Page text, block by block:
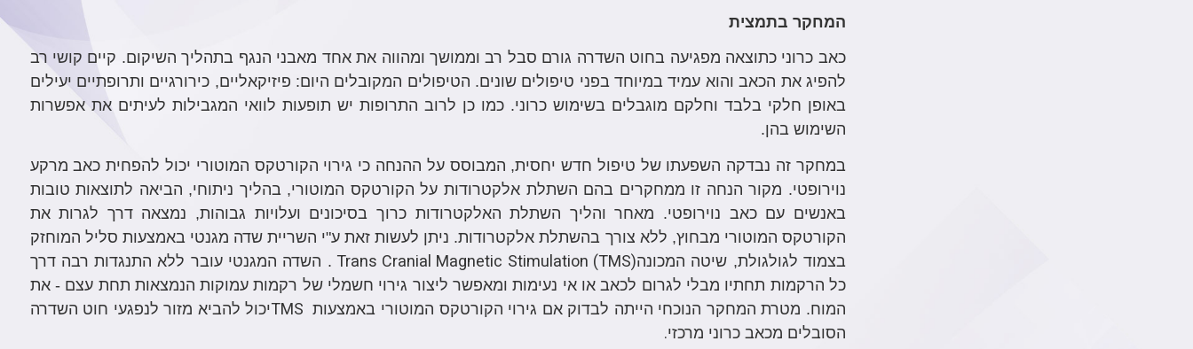
המחקר בתמצית
כאב כרוני כתוצאה מפגיעה בחוט השדרה גורם סבל רב וממושך ומהווה את אחד מאבני הנגף בתהליך השיקום. קיים קושי רב
להפיג את הכאב והוא עמיד במיוחד בפני טיפולים שונים. הטיפולים המקובלים היום: פיזיקאליים, כירורגיים ותרופתיים יעילים
באופן חלקי בלבד וחלקם מוגבלים בשימוש כרוני. כמו כן לרוב התרופות יש תופעות לוואי המגבילות לעיתים את אפשרות
השימוש בהן.
במחקר זה נבדקה השפעתו של טיפול חדש יחסית, המבוסס על ההנחה כי גירוי הקורטקס המוטורי יכול להפחית כאב מרקע
נוירופטי. מקור הנחה זו ממחקרים בהם השתלת אלקטרודות על הקורטקס המוטורי, בהליך ניתוחי, הביאה לתוצאות טובות
באנשים עם כאב נוירופטי. מאחר והליך השתלת האלקטרודות כרוך בסיכונים ועלויות גבוהות, נמצאה דרך לגרות את
הקורטקס המוטורי מבחוץ, ללא צורך בהשתלת אלקטרודות. ניתן לעשות זאת ע"י השריית שדה מגנטי באמצעות סליל המוחזק
בצמוד לגולגולת, שיטה המכונהTrans Cranial Magnetic Stimulation (TMS) . השדה המגנטי עובר ללא התנגדות רבה דרך
כל הרקמות תחתיו מבלי לגרום לכאב או אי נעימות ומאפשר ליצור גירוי חשמלי של רקמות עמוקות הנמצאות תחת עצם - את
המוח. מטרת המחקר הנוכחי הייתה לבדוק אם גירוי הקורטקס המוטורי באמצעות TMSיכול להביא מזור לנפגעי חוט השדרה
הסובלים מכאב כרוני מרכזי.